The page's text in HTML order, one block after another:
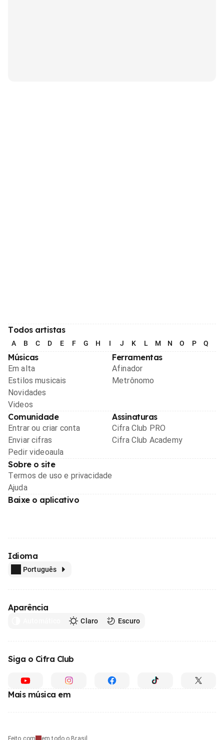
Todos artistas
A B C D E F G H I J K L M N O P Q
Músicas
Em alta
Estilos musicais
Novidades
Videos
Ferramentas
Afinador
Metrônomo
Comunidade
Entrar ou criar conta
Enviar cifras
Pedir videoaula
Assinaturas
Cifra Club PRO
Cifra Club Academy
Sobre o site
Termos de uso e privacidade
Ajuda
Baixe o aplicativo
Idioma
Português
Aparência
Claro Escuro
Siga o Cifra Club
Mais música em
Feito com em todo o Brasil